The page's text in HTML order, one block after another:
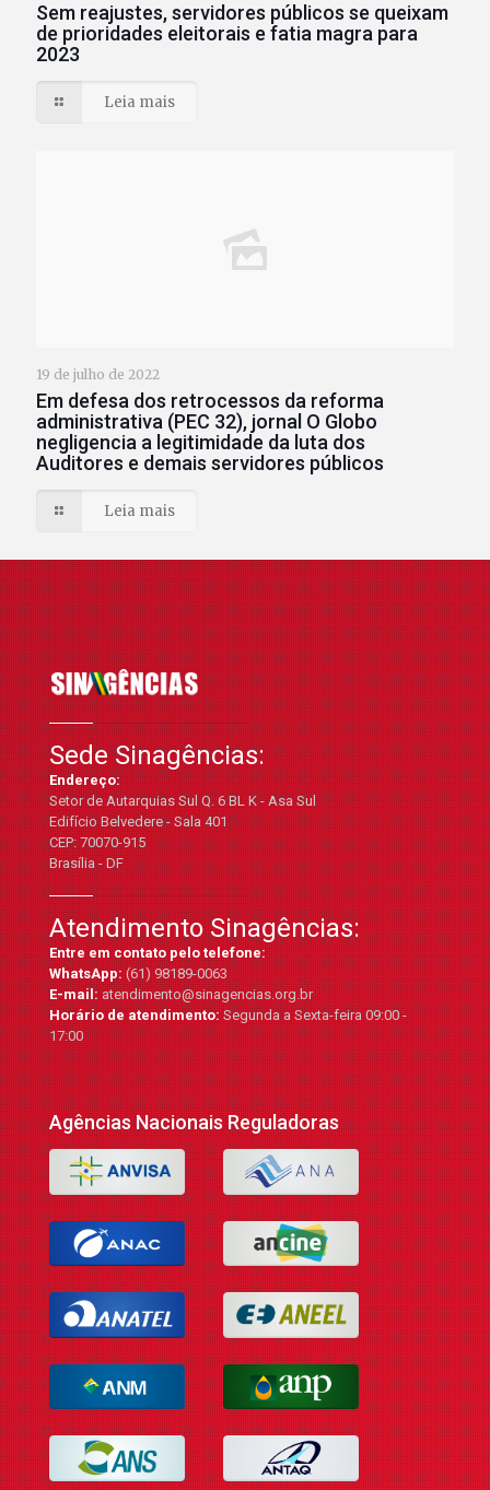
Sem reajustes, servidores públicos se queixam
de prioridades eleitorais e fatia magra para
2023
Leia mais
19 de julho de 2022
Em defesa dos retrocessos da reforma
administrativa (PEC 32), jornal O Globo
negligencia a legitimidade da luta dos
Auditores e demais servidores públicos
Leia mais
Sede Sinagências:
Endereço:
Setor de Autarquias Sul Q. 6 BL K - Asa Sul
Edifício Belvedere - Sala 401
CEP: 70070-915
Brasília - DF
Atendimento Sinagências:
Entre em contato pelo telefone:
WhatsApp:(61) 98189-0063
E-mail:atendimento@sinagencias.org.br
Horário de atendimento:Segunda a Sexta-feira 09:00 -
17:00
Agências Nacionais Reguladoras